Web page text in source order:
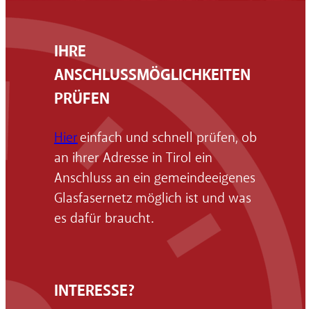
IHRE
ANSCHLUSSMÖGLICHKEITEN
PRÜFEN
Hier einfach und schnell prüfen, ob
an ihrer Adresse in Tirol ein
Anschluss an ein gemeindeeigenes
Glasfasernetz möglich ist und was
es dafür braucht.
INTERESSE?